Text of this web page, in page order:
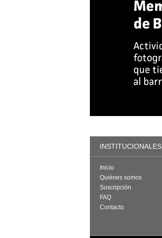
INSTITUCIONALES
Inicio
Quiénes somos
Suscripción
FAQ
Contacto